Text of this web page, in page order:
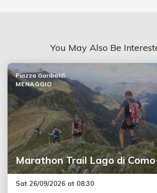
You May Also Be
Marathon Trail Lago di Como
Piazza Garibaldi
MENAGGIO
Sat 26/09/2026 at 08:30